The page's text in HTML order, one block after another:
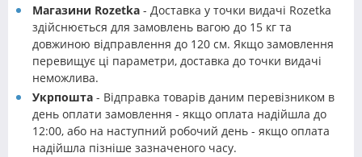
Магазини Rozetka - Доставка у точки видачі Rozetka
здійснюється для замовлень вагою до 15 кг та
довжиною відправлення до 120 см. Якщо замовлення
перевищує ці параметри, доставка до точки видачі
неможлива.
Укрпошта - Відправка товарів даним перевізником в
день оплати замовлення - якщо оплата надійшла до
12:00, або на наступний робочий день - якщо оплата
надійшла пізніше зазначеного часу.